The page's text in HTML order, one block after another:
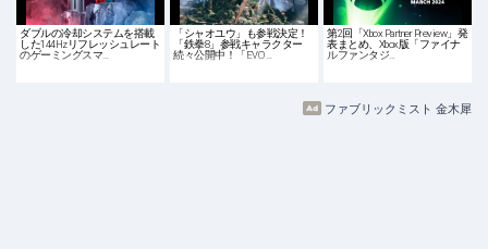
ダブルの冷却システムを搭載
した144Hzリフレッシュレート
のゲーミングスマ…
「シャオユウ」も参戦決定！
「鉄拳8」参戦キャラクター
続々公開中！「EVO …
第2回「Xbox Partner Preview」発
表まとめ、Xbox版「ファイナ
ルファンタジ…
ファブリックミスト 金木犀